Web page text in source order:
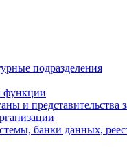
подразделения
функции
и представительства
банки данных,